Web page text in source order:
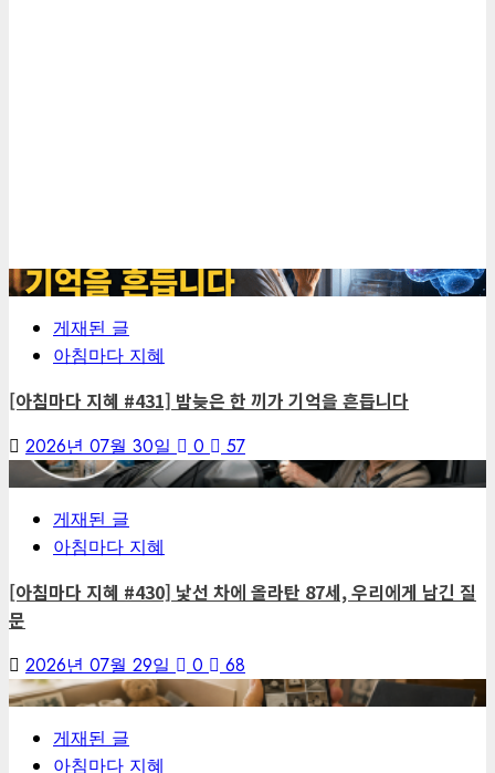
5
게재된 글
아침마다 지혜
[아침마다 지혜 #431] 밤늦은 한 끼가 기억을 흔듭니다
2026년 07월 30일 0
57
6
게재된 글
아침마다 지혜
[아침마다 지혜 #430] 낯선 차에 올라탄 87세, 우리에게 남긴 질
문
2026년 07월 29일 0
68
7
게재된 글
아침마다 지혜